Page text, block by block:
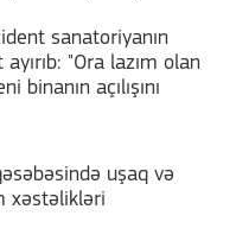
sanatoriyanın
"Ora lazım olan
binanın açılışını